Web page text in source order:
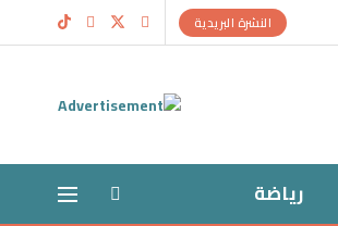
النشرة البريدية
رياضة